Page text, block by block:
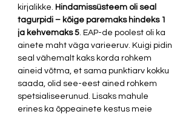
kirjalikke. Hindamissüsteem oli seal
tagurpidi – kõige paremaks hindeks 1
ja kehvemaks 5. EAP-de poolest oli ka
ainete maht väga varieeruv. Kuigi pidin
seal vähemalt kaks korda rohkem
aineid võtma, et sama punktiarv kokku
saada, olid see-eest ained rohkem
spetsialiseerunud. Lisaks mahule
erines ka õppeainete kestus meie